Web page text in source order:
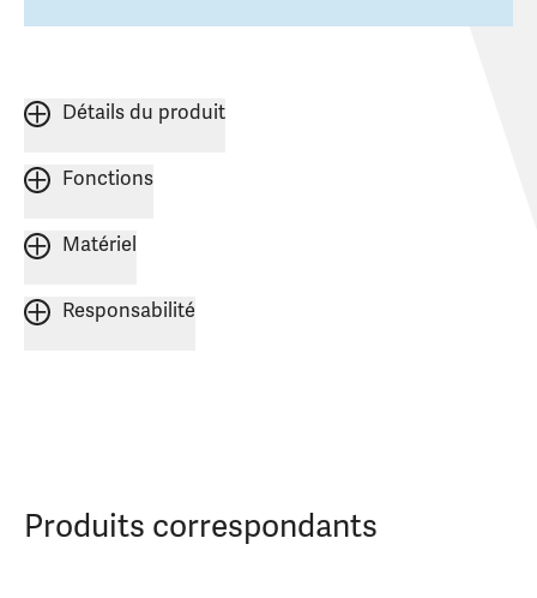
Détails du produit
Fonctions
Matériel
Responsabilité
Produits correspondants